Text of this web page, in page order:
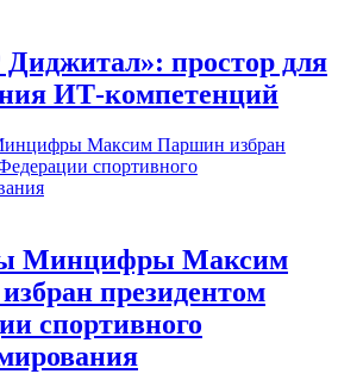
простор для
ИТ-компетенций
Минцифры Максим
президентом
спортивного